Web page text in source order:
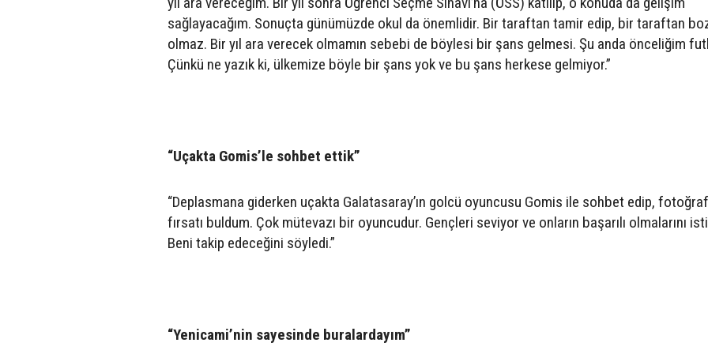
sağlayacağım. Sonuçta günümüzde okul da önemlidir. Bir taraftan tamir edip, bir taraftan
olmaz. Bir yıl ara verecek olmamın sebebi de böylesi bir şans gelmesi. Şu anda önceliğim
Çünkü ne yazık ki, ülkemize böyle bir şans yok ve bu şans herkese gelmiyor.”
“Uçakta Gomis’le sohbet ettik”
“Deplasmana giderken uçakta Galatasaray’ın golcü oyuncusu Gomis ile sohbet edip,
fırsatı buldum. Çok mütevazı bir oyuncudur. Gençleri seviyor ve onların başarılı olmalarını
Beni takip edeceğini söyledi.”
“Yenicami’nin sayesinde buralardayım”